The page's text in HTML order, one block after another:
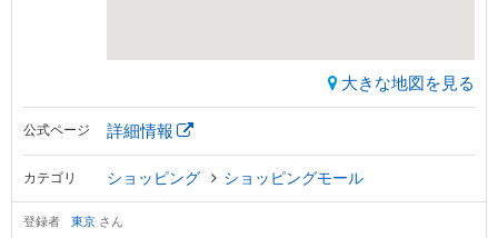
大きな地図を見る
公式ページ 詳細情報
カテゴリ ショッピング ショッピングモール
登録者 東京 さん